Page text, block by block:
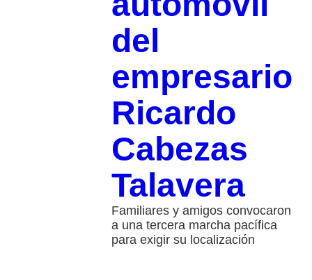
del
empresario
Ricardo
Cabezas
Talavera
Familiares y amigos convocaron
a una tercera marcha pacífica
para exigir su localización